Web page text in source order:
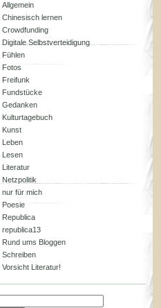
Allgemein
Chinesisch lernen
Crowdfunding
Digitale Selbstverteidigung
Fühlen
Fotos
Freifunk
Fundstücke
Gedanken
Kulturtagebuch
Kunst
Leben
Lesen
Literatur
Netzpolitik
nur für mich
Poesie
Republica
republica13
Rund ums Bloggen
Schreiben
Vorsicht Literatur!